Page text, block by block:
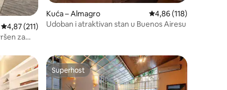
Prosječna ocjena: 4,87/5, recenzija: 211
4,87 (211)
za
Kuća – Almagro Prosječna ocjena:
4,86 (118)
Udoban i atraktivan stan u Buenos Airesu
„Odabrali gosti”
Superhost
Superhost